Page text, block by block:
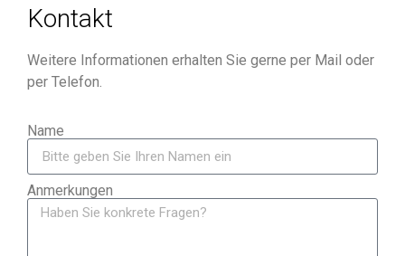
Kontakt
Weitere Informationen erhalten Sie gerne per Mail oder
per Telefon.
Name
Anmerkungen